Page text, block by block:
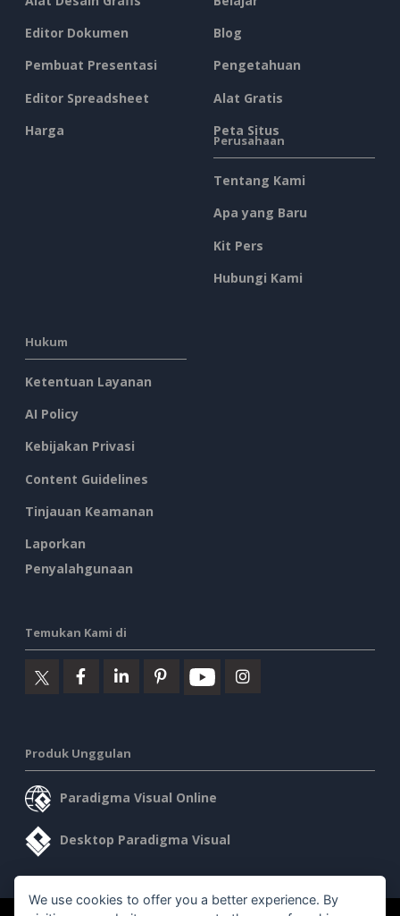
Editor Dokumen
Pembuat Presentasi
Editor Spreadsheet
Harga
Blog
Pengetahuan
Alat Gratis
Peta Situs
Perusahaan
Tentang Kami
Apa yang Baru
Kit Pers
Hubungi Kami
Hukum
Ketentuan Layanan
AI Policy
Kebijakan Privasi
Content Guidelines
Tinjauan Keamanan
Laporkan
Penyalahgunaan
Temukan Kami di
Produk Unggulan
Paradigma Visual Online
Desktop Paradigma Visual
We use cookies to offer you a better experience. By